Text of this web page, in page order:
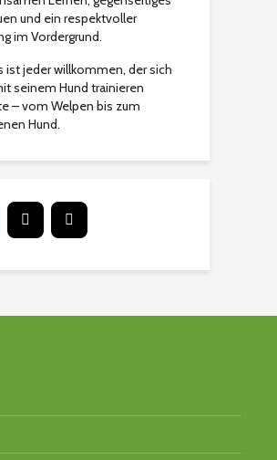
und ein respektvoller
im Vordergrund.
ist jeder willkommen, der sich
seinem Hund trainieren
– vom Welpen bis zum
Hund.